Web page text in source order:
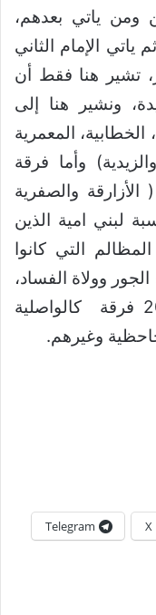
ياتي بعدهم،
ياتي الإمام الثاني
تشير هنا فقط أن
ونشير هنا إلى
الخطابية، المعمرية
وأما فرقة
والصفرية
لبني امية الذين
التي كانوا
وولاة الفساد،
مع ذكر المعتزلة وتنقسم إلأى 20 فرقة كالواصلية
وغيرهم.
X
Telegram